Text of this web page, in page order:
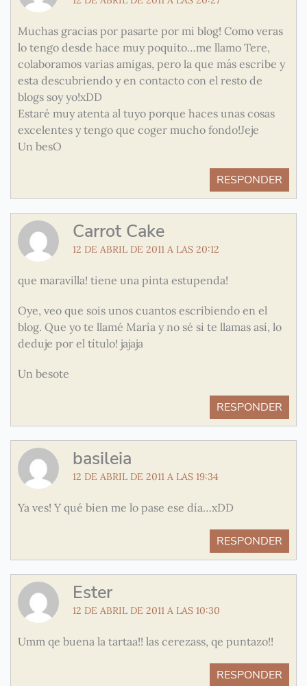
Muchas gracias por pasarte por mi blog! Como veras
lo tengo desde hace muy poquito…me llamo Tere,
colaboramos varias amigas, pero la que más escribe y
esta descubriendo y en contacto con el resto de
blogs soy yo!xDD
Estaré muy atenta al tuyo porque haces unas cosas
excelentes y tengo que coger mucho fondo!Jeje
Un besO
RESPONDER
Carrot Cake
12 DE ABRIL DE 2011 A LAS 20:12
que maravilla! tiene una pinta estupenda!
Oye, veo que sois unos cuantos escribiendo en el
blog. Que yo te llamé María y no sé si te llamas así, lo
deduje por el título! jajaja
Un besote
RESPONDER
basileia
12 DE ABRIL DE 2011 A LAS 19:34
Ya ves! Y qué bien me lo pase ese día…xDD
RESPONDER
Ester
12 DE ABRIL DE 2011 A LAS 10:30
Umm qe buena la tartaa!! las cerezass, qe puntazo!!
RESPONDER